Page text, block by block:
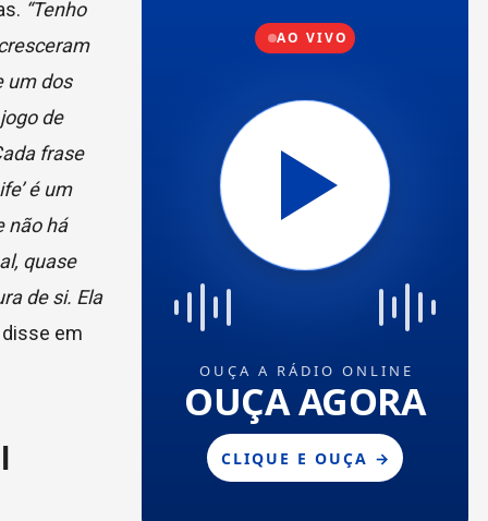
“Tenho
um dos
de
frase
é um
não há
quase
de si. Ela
disse em